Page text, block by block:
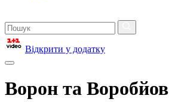
Відкрити у додатку
Ворон та Воробйов